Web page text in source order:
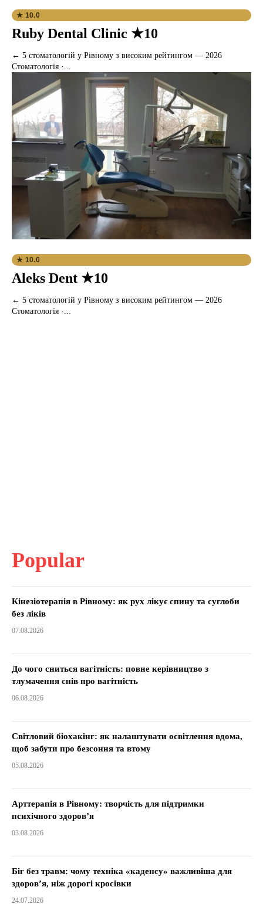
★ 10.0
Ruby Dental Clinic ★10
← 5 стоматологій у Рівному з високим рейтингом — 2026
Стоматологія ·...
★ 10.0
Aleks Dent ★10
← 5 стоматологій у Рівному з високим рейтингом — 2026
Стоматологія ·...
Popular
Кінезіотерапія в Рівному: як рух лікує спину та суглоби
без ліків
07.08.2026
До чого сниться вагітність: повне керівництво з
тлумачення снів про вагітність
06.08.2026
Світловий біохакінг: як налаштувати освітлення вдома,
щоб забути про безсоння та втому
05.08.2026
Арттерапія в Рівному: творчість для підтримки
психічного здоров’я
03.08.2026
Біг без травм: чому техніка «каденсу» важливіша для
здоров’я, ніж дорогі кросівки
24.07.2026